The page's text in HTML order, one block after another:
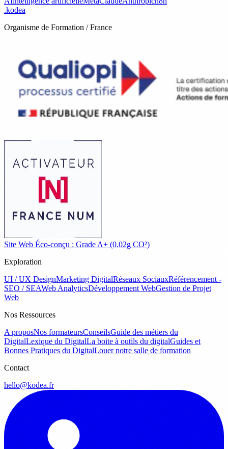
.kodea
Organisme de Formation / France
Site Web Éco-conçu : Grade A+ (0.02g CO²)
Exploration
UI / UX DesignMarketing DigitalRéseaux SociauxRéférencement -
SEO / SEAWeb AnalyticsDéveloppement WebGestion de Projet
Web
Nos Ressources
A proposNos formateursConseilsGuide des métiers du
DigitalLexique du DigitalLa boite à outils du digitalGuides et
Bonnes Pratiques du DigitalLouer notre salle de formation
Contact
hello@kodea.fr